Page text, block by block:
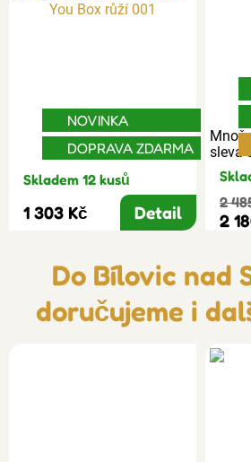
NOVINKA
DOPRAVA ZDARMA
Skladem 12 kusů
1 303 Kč Detail
sleva
2
2
Do Bílovic nad
doručujeme i